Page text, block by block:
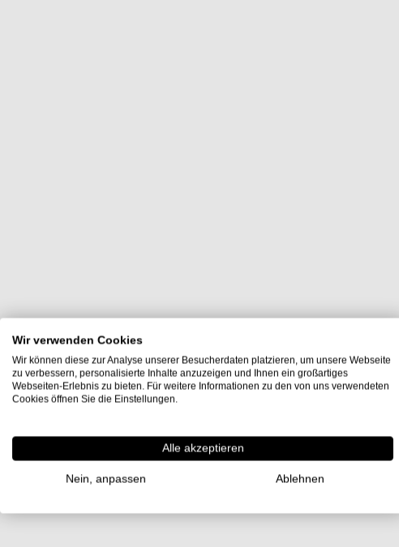
Wir verwenden Cookies
Wir können diese zur Analyse unserer Besucherdaten platzieren, um unsere Webseite
zu verbessern, personalisierte Inhalte anzuzeigen und Ihnen ein großartiges
Webseiten-Erlebnis zu bieten. Für weitere Informationen zu den von uns verwendeten
Cookies öffnen Sie die Einstellungen.
Alle akzeptieren
Nein, anpassen Ablehnen